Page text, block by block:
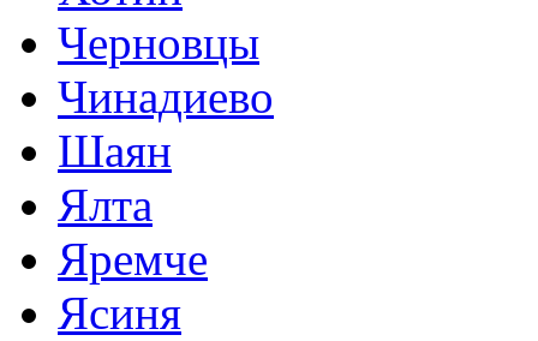
Черновцы
Чинадиево
Шаян
Ялта
Яремче
Ясиня